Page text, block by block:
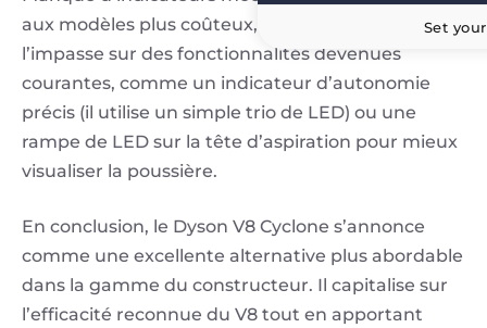
aux modèles plus coûteux, le V8 Cyclone fait
l’impasse sur des fonctionnalités devenues
courantes, comme un indicateur d’autonomie
précis (il utilise un simple trio de LED) ou une
rampe de LED sur la tête d’aspiration pour mieux
visualiser la poussière.
En conclusion, le Dyson V8 Cyclone s’annonce
comme une excellente alternative plus abordable
dans la gamme du constructeur. Il capitalise sur
l’efficacité reconnue du V8 tout en apportant
Set